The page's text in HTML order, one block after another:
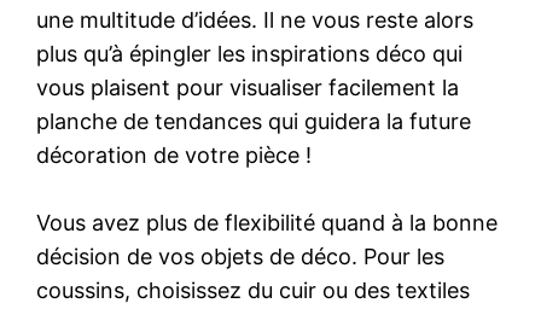
une multitude d’idées. Il ne vous reste alors
plus qu’à épingler les inspirations déco qui
vous plaisent pour visualiser facilement la
planche de tendances qui guidera la future
décoration de votre pièce !
Vous avez plus de flexibilité quand à la bonne
décision de vos objets de déco. Pour les
coussins, choisissez du cuir ou des textiles